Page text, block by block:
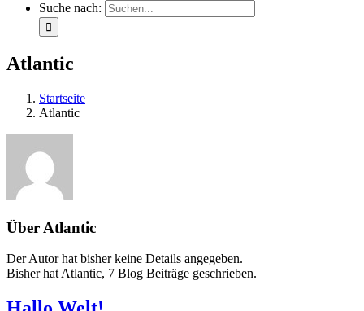
Suche nach:
Atlantic
Startseite
Atlantic
Über Atlantic
Der Autor hat bisher keine Details angegeben.
Bisher hat Atlantic, 7 Blog Beiträge geschrieben.